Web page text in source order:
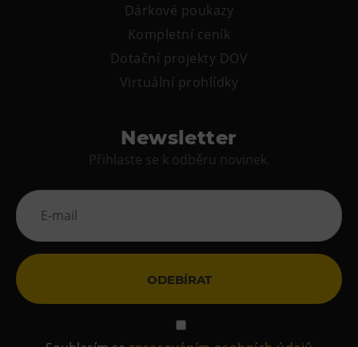
Dárkové poukazy
Kompletní ceník
Dotační projekty DOV
Virtuální prohlídky
Newsletter
Přihlaste se k odběru novinek.
ODEBÍRAT